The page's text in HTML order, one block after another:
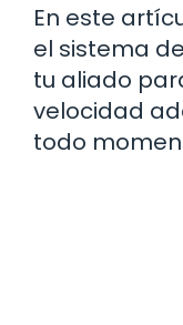
En este
el sistema
tu aliado
velocidad
todo